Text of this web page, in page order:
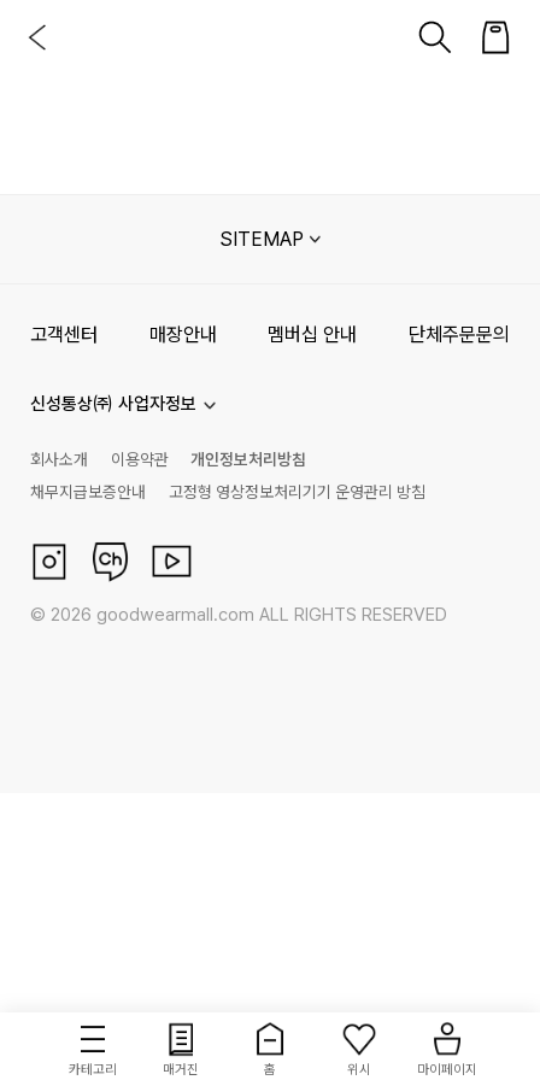
카테고리 매거진 홈 위시 마이페이지
SITEMAP
고객센터 매장안내 멤버십 안내 단체주문문의
신성통상㈜ 사업자정보
회사소개 이용약관
개인정보처리방침
채무지급보증안내
고정형 영상정보처리기기 운영관리 방침
© 2026 goodwearmall.com ALL RIGHTS RESERVED